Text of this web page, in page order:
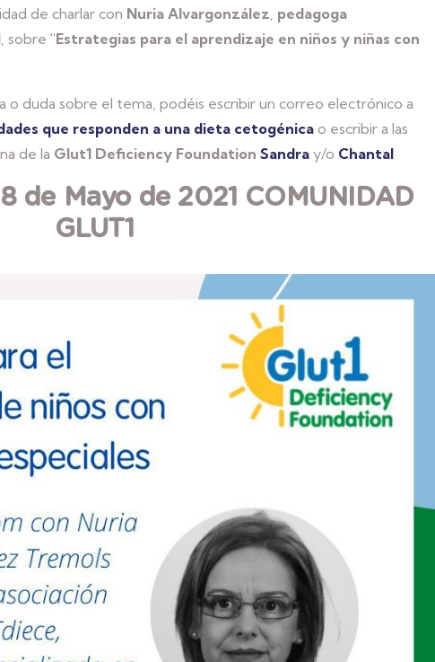
de charlar con Nuria Alvargonzález, pedagoga
, sobre "Estrategias para el aprendizaje en niños y niñas con
o duda sobre el tema, podéis escribir un correo electrónico a
que responden a una dieta cetogénica o escribir a las
de la Glut1 Deficiency Foundation Sandra y/o Chantal
de Mayo de 2021 COMUNIDAD
GLUT1